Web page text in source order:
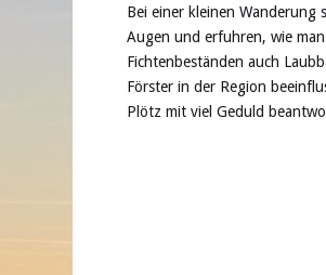
Bei einer kleinen Wanderung
Augen und erfuhren, wie
Fichtenbeständen auch
Förster in der Region
Plötz mit viel Geduld